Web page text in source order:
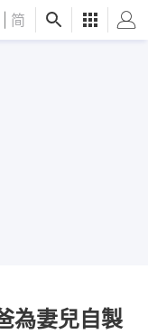
简
為妻兒自製